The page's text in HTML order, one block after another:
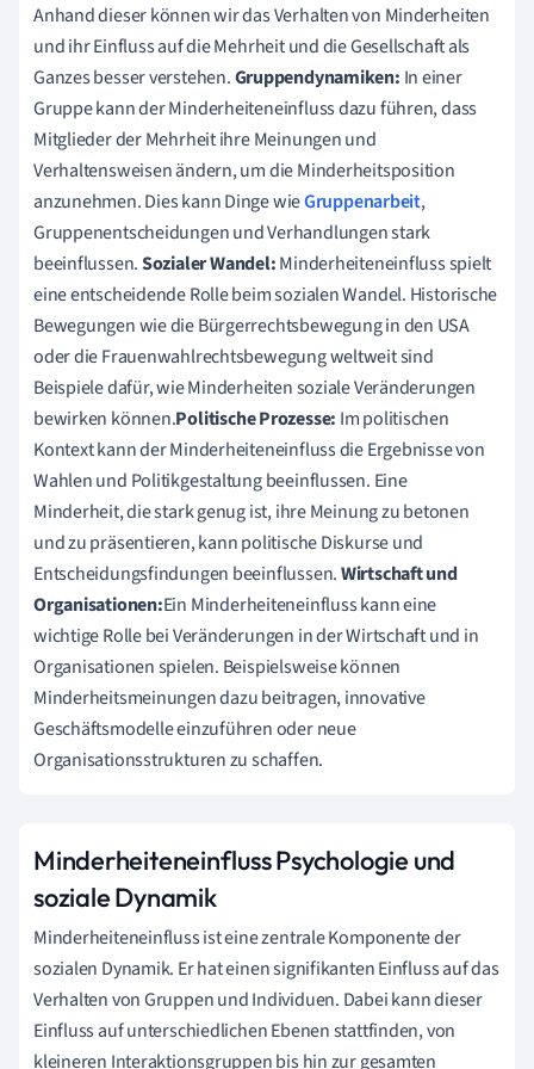
Anhand dieser können wir das Verhalten von Minderheiten
und ihr Einfluss auf die Mehrheit und die Gesellschaft als
Ganzes besser verstehen.Gruppendynamiken: In einer
Gruppe kann der Minderheiteneinfluss dazu führen, dass
Mitglieder der Mehrheit ihre Meinungen und
Verhaltensweisen ändern, um die Minderheitsposition
anzunehmen. Dies kann Dinge wieGruppenarbeit,
Gruppenentscheidungen und Verhandlungen stark
beeinflussen.Sozialer Wandel:Minderheiteneinfluss spielt
eine entscheidende Rolle beim sozialen Wandel. Historische
Bewegungen wie die Bürgerrechtsbewegung in den USA
oder die Frauenwahlrechtsbewegung weltweit sind
Beispiele dafür, wie Minderheiten soziale Veränderungen
bewirken können.Politische Prozesse: Im politischen
Kontext kann der Minderheiteneinfluss die Ergebnisse von
Wahlen und Politikgestaltung beeinflussen. Eine
Minderheit, die stark genug ist, ihre Meinung zu betonen
und zu präsentieren, kann politische Diskurse und
Entscheidungsfindungen beeinflussen.Wirtschaft und
Organisationen:Ein Minderheiteneinfluss kann eine
wichtige Rolle bei Veränderungen in der Wirtschaft und in
Organisationen spielen. Beispielsweise können
Minderheitsmeinungen dazu beitragen, innovative
Geschäftsmodelle einzuführen oder neue
Organisationsstrukturen zu schaffen.
Minderheiteneinfluss Psychologie und
soziale Dynamik
Minderheiteneinfluss ist eine zentrale Komponente der
sozialen Dynamik. Er hat einen signifikanten Einfluss auf das
Verhalten von Gruppen und Individuen. Dabei kann dieser
Einfluss auf unterschiedlichen Ebenen stattfinden, von
kleineren Interaktionsgruppen bis hin zur gesamten